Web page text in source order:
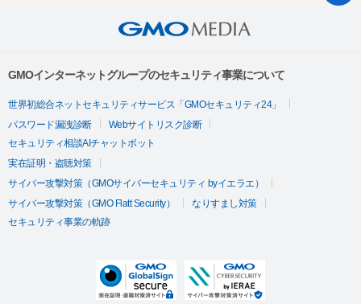
GMOインターネットグループのセキュリティ事業について
世界初総合ネットセキュリティサービス「GMOセキュリティ24」
パスワード漏洩診断
Webサイトリスク診断
セキュリティ相談AIチャットボット
実在証明・盗聴対策
サイバー攻撃対策（GMOサイバーセキュリティ byイエラエ）
サイバー攻撃対策（GMO Flatt Security）
なりすまし対策
セキュリティ事業の軌跡